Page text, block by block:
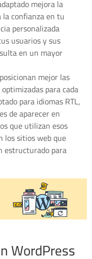
mejora la
confianza en tu
personalizada
usuarios y sus
en un mayor
mejor las
para cada
para idiomas RTL,
de aparecer en
que utilizan esos
los sitios web que
estructurado para
WordPress